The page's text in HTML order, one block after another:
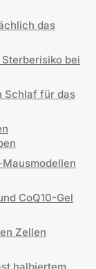
das
bei
Schlaf für das
CoQ10-Gel
Zellen